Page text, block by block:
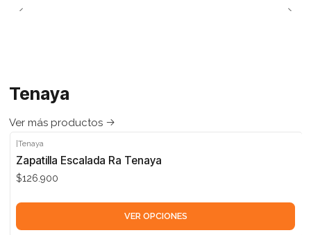
Tenaya
Ver más productos
|Tenaya
Zapatilla Escalada Ra Tenaya
$126.900
VER OPCIONES